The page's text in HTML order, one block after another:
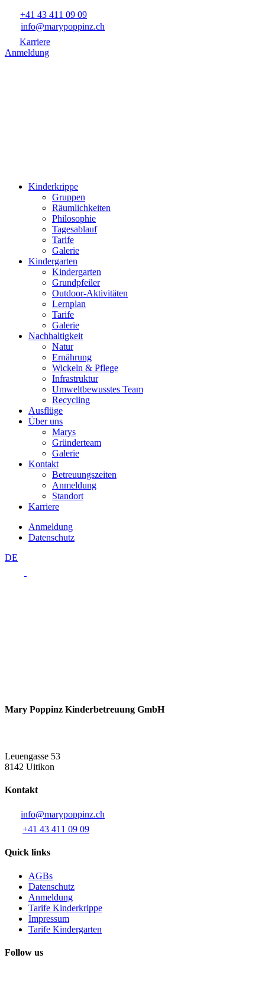
+41 43 411 09 09
info@marypoppinz.ch
Karriere
Anmeldung
Kinderkrippe
Gruppen
Räumlichkeiten
Philosophie
Tagesablauf
Tarife
Galerie
Kindergarten
Kindergarten
Grundpfeiler
Outdoor-Aktivitäten
Lernplan
Tarife
Galerie
Nachhaltigkeit
Natur
Ernährung
Wickeln & Pflege
Infrastruktur
Umweltbewusstes Team
Recycling
Ausflüge
Über uns
Marys
Gründerteam
Galerie
Kontakt
Betreuungszeiten
Anmeldung
Standort
Karriere
Anmeldung
Datenschutz
DE
Mary Poppinz Kinderbetreuung GmbH
Leuengasse 53
8142 Uitikon
Kontakt
info@marypoppinz.ch
+41 43 411 09 09
Quick links
AGBs
Datenschutz
Anmeldung
Tarife Kinderkrippe
Impressum
Tarife Kindergarten
Follow us